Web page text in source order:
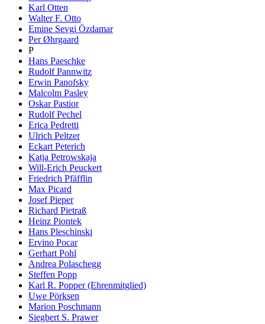
Karl Otten
Walter F. Otto
Emine Sevgi Özdamar
Per Øhrgaard
P
Hans Paeschke
Rudolf Pannwitz
Erwin Panofsky
Malcolm Pasley
Oskar Pastior
Rudolf Pechel
Erica Pedretti
Ulrich Peltzer
Eckart Peterich
Katja Petrowskaja
Will-Erich Peuckert
Friedrich Pfäfflin
Max Picard
Josef Pieper
Richard Pietraß
Heinz Piontek
Hans Pleschinski
Ervino Pocar
Gerhart Pohl
Andrea Polaschegg
Steffen Popp
Karl R. Popper (Ehrenmitglied)
Uwe Pörksen
Marion Poschmann
Siegbert S. Prawer